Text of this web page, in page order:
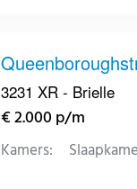
3231 XR - Brielle
€ 2.000 p/m
Kamers: